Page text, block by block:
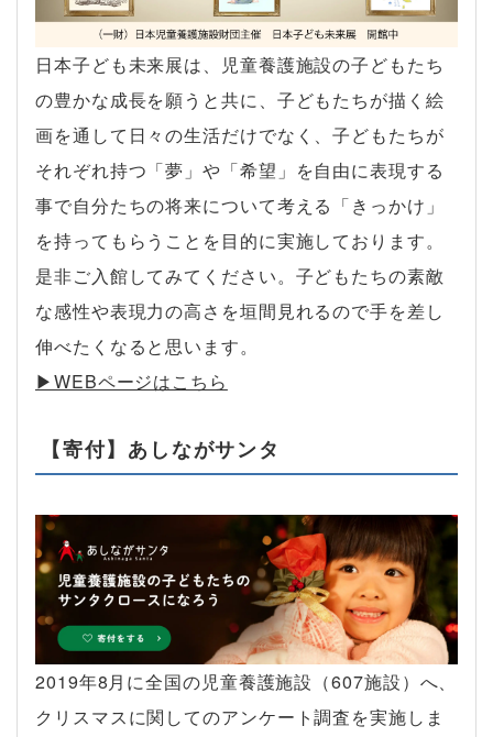
日本子ども未来展は、児童養護施設の子どもたち
の豊かな成長を願うと共に、子どもたちが描く絵
画を通して日々の生活だけでなく、子どもたちが
それぞれ持つ「夢」や「希望」を自由に表現する
事で自分たちの将来について考える「きっかけ」
を持ってもらうことを目的に実施しております。
是非ご入館してみてください。子どもたちの素敵
な感性や表現力の高さを垣間見れるので手を差し
伸べたくなると思います。
▶︎WEBページはこちら
【寄付】あしながサンタ
2019年8月に全国の児童養護施設（607施設）へ、
クリスマスに関してのアンケート調査を実施しま